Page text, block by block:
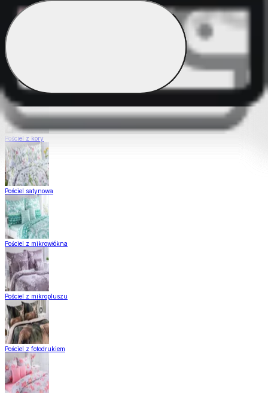
Pościel Dual Feel
Pościel z gładkiej bawełny
Pościel z kory
Pościel satynowa
Pościel z mikrowłókna
Pościel z mikropluszu
Pościel z fotodrukiem